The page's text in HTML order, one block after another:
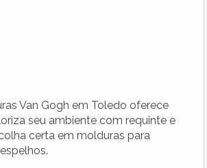
Van Gogh em Toledo oferece
seu ambiente com requinte e
certa em molduras para